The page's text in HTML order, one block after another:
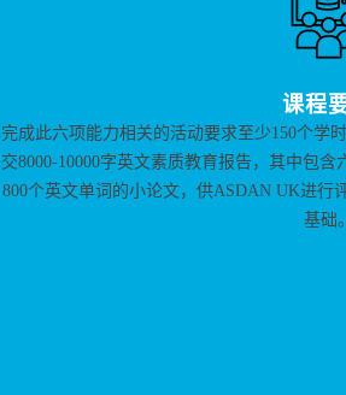
课程
完成此六项能力相关的活动要求至少150个学
交8000-10000字英文素质教育报告，其中包
800个英文单词的小论文，供ASDAN UK进行
基础。